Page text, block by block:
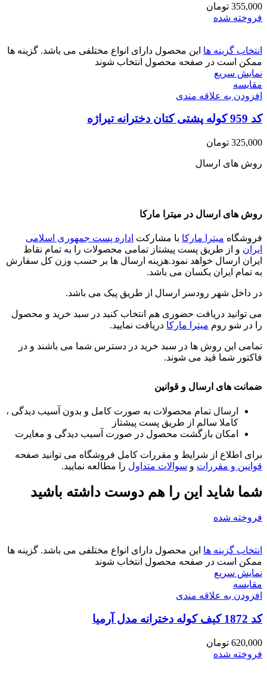
355,000 تومان
فروخته شده
انتخاب گزینه ها این محصول دارای انواع مختلفی می باشد. گزینه ها
ممکن است در صفحه محصول انتخاب شوند
نمایش سریع
مقايسه
افزودن به علاقه مندی
کد 959 کوله پشتی کتان دخترانه تیراژه
325,000 تومان
روش های ارسال
روش های ارسال در میترا مارکا
فروشگاه میترا مارکا با مشارکت اداره پست جمهوری اسلامی
ایران و از طریق پست پیشتاز تمامی محصولات را به تمام نقاط
ایران ارسال خواهد نمود.هزینه ارسال ها بر حسب وزن کل سفارش
به تمام ایران یکسان می باشد.
در داخل شهر رودسر ارسال از طریق پیک می باشد.
می توانید دریافت حضوری هم انتخاب کنید در سبد خرید و محصول
را در شو روم میترا مارکا دریافت نمایید.
تمامی این روش ها در سبد خرید در دسترس شما می باشند و در
فاکتور شما قید می شوند.
ضمانت های ارسال و قوانین
ارسال تمام محصولات به صورت کامل و بدون آسیب دیدگی ،
کاملا سالم از طریق پست پیشتاز
امکان بازگشت محصول در صورت آسیب دیدگی و مغایرت
برای اطلاع از شرایط و مقررات کامل فروشگاه می توانید صفحه
قوانین و مقررات و سوالات متداول را مطالعه نمایید.
شما شاید این را هم دوست داشته باشید
فروخته شده
انتخاب گزینه ها این محصول دارای انواع مختلفی می باشد. گزینه ها
ممکن است در صفحه محصول انتخاب شوند
نمایش سریع
مقايسه
افزودن به علاقه مندی
کد 1872 کیف کوله دخترانه مدل آرمیا
620,000 تومان
فروخته شده